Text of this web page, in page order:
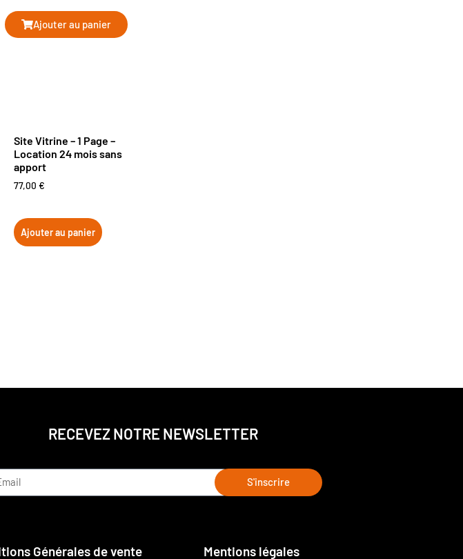
Ajouter au panier
Site Vitrine – 1 Page –
Location 24 mois sans
apport
77,00 €
Ajouter au panier
RECEVEZ NOTRE NEWSLETTER
S'inscrire
Générales de vente Mentions légales